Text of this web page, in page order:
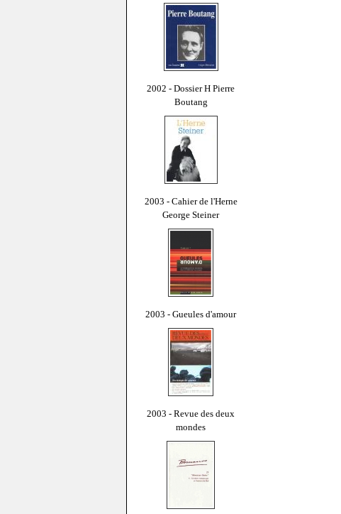
2002 - Dossier H Pierre
Boutang
2003 - Cahier de l'Herne
George Steiner
2003 - Gueules d'amour
2003 - Revue des deux
mondes